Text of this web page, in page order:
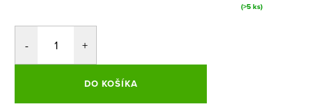
(>5 ks)
DO KOŠÍKA